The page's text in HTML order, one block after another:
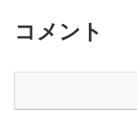
コメント